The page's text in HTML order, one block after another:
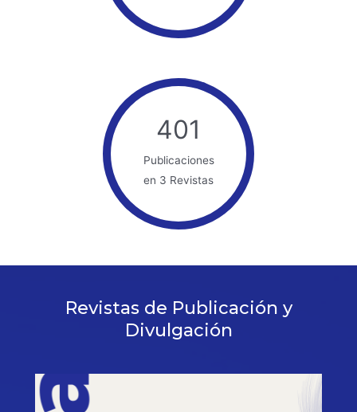
401
Publicaciones
en 3 Revistas
Revistas de Publicación y
Divulgación